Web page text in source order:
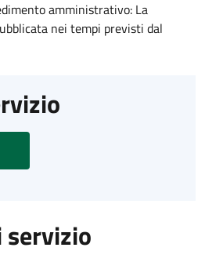
amministrativo: La
nei tempi previsti dal
servizio